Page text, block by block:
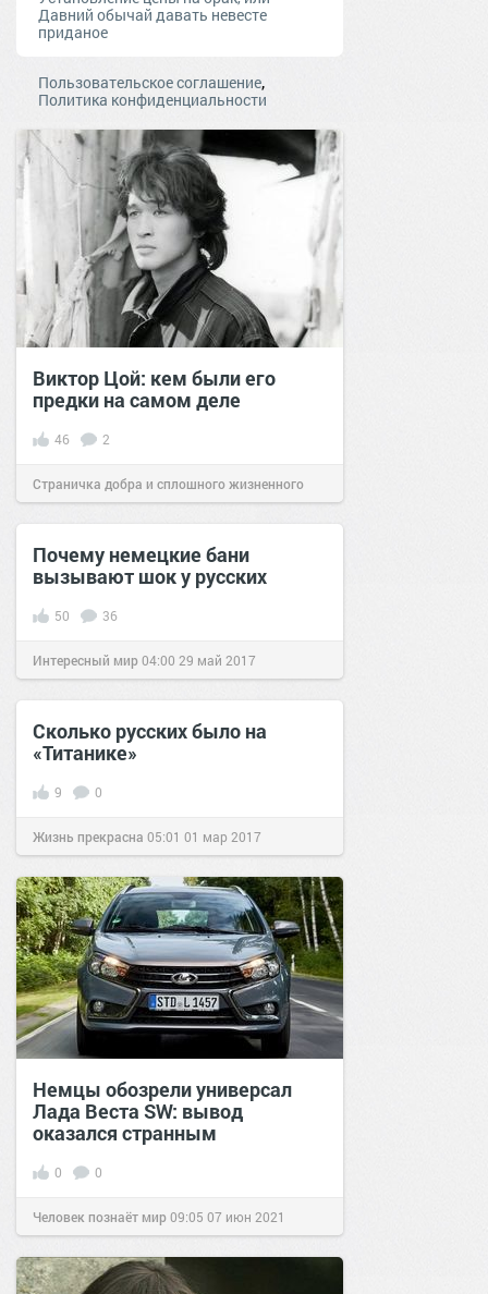
Давний обычай давать невесте
приданое
Пользовательское соглашение,
Политика конфиденциальности
Виктор Цой: кем были его
предки на самом деле
46 2
Страничка добра и сплошного жизненного
позитива!12:42 26 мар 2021
Почему немецкие бани
вызывают шок у русских
50 36
Интересный мир04:00 29 май 2017
Сколько русских было на
«Титанике»
9 0
Жизнь прекрасна 05:01 01 мар 2017
Немцы обозрели универсал
Лада Веста SW: вывод
оказался странным
0 0
Человек познаёт мир09:05 07 июн 2021